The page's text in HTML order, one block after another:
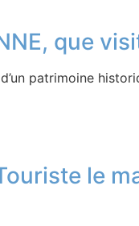
que
patrimoine
le